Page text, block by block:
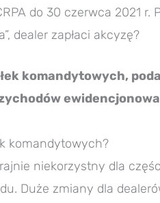
do 30 czerwca 2021 r.
dealer zapłaci akcyzę?
komandytowych,
komandytowych?
niekorzystny dla
Duże zmiany dla